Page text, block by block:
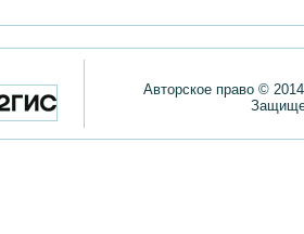
Авторское право ©